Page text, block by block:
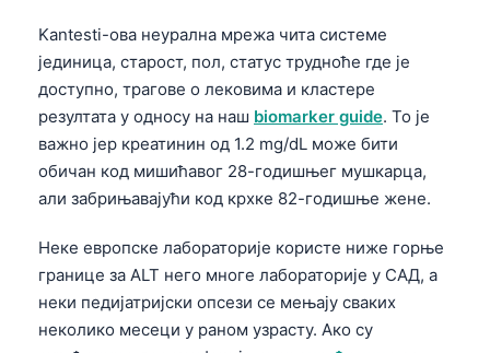
Kantesti-ова неурална мрежа чита системе
јединица, старост, пол, статус трудноће где је
доступно, трагове о лековима и кластере
резултата у односу на наш biomarker guide. То је
важно јер креатинин од 1.2 mg/dL може бити
обичан код мишићавог 28-годишњег мушкарца,
али забрињавајући код крхке 82-годишње жене.
Неке европске лабораторије користе ниже горње
границе за ALT него многе лабораторије у САД, а
неки педијатријски опсези се мењају сваких
неколико месеци у раном узрасту. Ако су